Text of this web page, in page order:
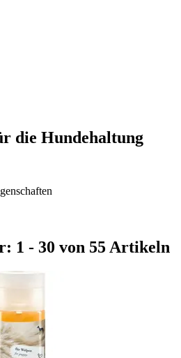
die Hundehaltung
1 - 30 von 55 Artikeln